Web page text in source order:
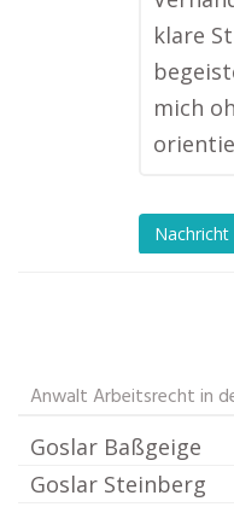
klare
mich
Nachricht
Anwalt Arbeitsrecht in
Goslar Baßgeige
Goslar Steinberg